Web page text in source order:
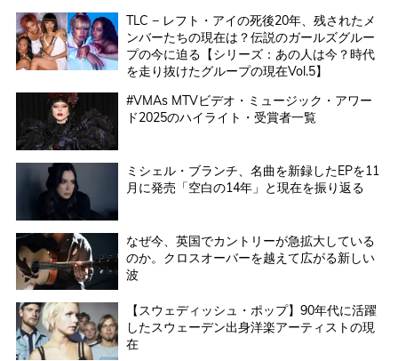
TLC − レフト・アイの死後20年、残されたメ
ンバーたちの現在は？伝説のガールズグルー
プの今に迫る【シリーズ：あの人は今？時代
を走り抜けたグループの現在Vol.5】
#VMAs MTVビデオ・ミュージック・アワー
ド2025のハイライト・受賞者一覧
ミシェル・ブランチ、名曲を新録したEPを11
月に発売「空白の14年」と現在を振り返る
なぜ今、英国でカントリーが急拡大している
のか。クロスオーバーを越えて広がる新しい
波
【スウェディッシュ・ポップ】90年代に活躍
したスウェーデン出身洋楽アーティストの現
在